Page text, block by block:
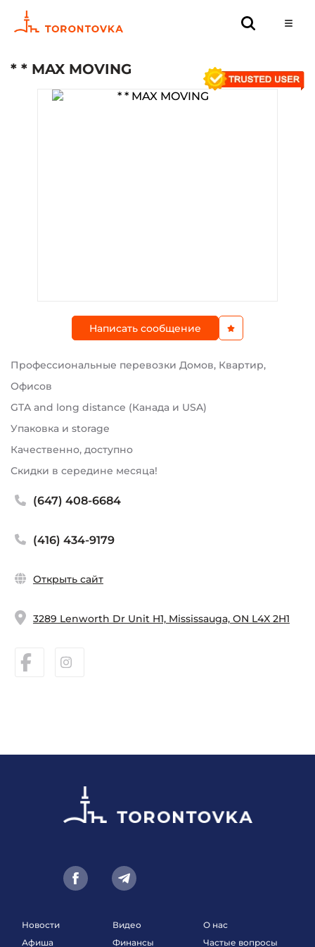
* * MAX MOVING
Написать сообщение
Профессиональные перевозки Домов, Квартир,
Офисов
GTA and long distance (Канада и USA)
Упаковка и storage
Качественно, доступно
Скидки в середине месяца!
(647) 408-6684
(416) 434-9179
Открыть сайт
3289 Lenworth Dr Unit H1, Mississauga, ON L4X 2H1
Новости
Афиша
Видео
Финансы
О нас
Частые вопросы